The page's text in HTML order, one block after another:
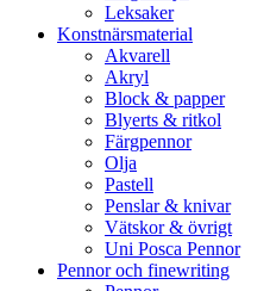
Leksaker
Konstnärsmaterial
Akvarell
Akryl
Block & papper
Blyerts & ritkol
Färgpennor
Olja
Pastell
Penslar & knivar
Vätskor & övrigt
Uni Posca Pennor
Pennor och finewriting